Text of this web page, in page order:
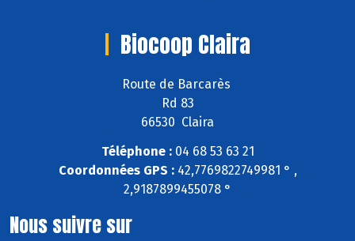
Biocoop Claira
Route de Barcarès
Rd 83
66530 Claira
Téléphone :04 68 53 63 21
Coordonnées GPS :42,7769822749981 ° ,
2,9187899455078 °
Nous suivre sur